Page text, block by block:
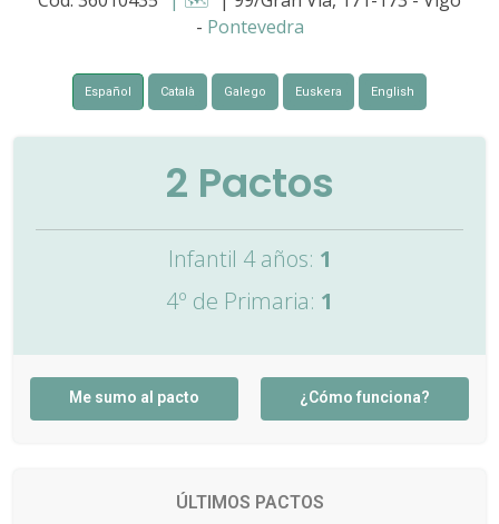
- Pontevedra
Español Català Galego Euskera English
2 Pactos
Infantil 4 años: 1
4º de Primaria: 1
Me sumo al pacto ¿Cómo funciona?
ÚLTIMOS PACTOS